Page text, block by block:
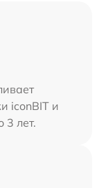
iconBIT и
3 лет.